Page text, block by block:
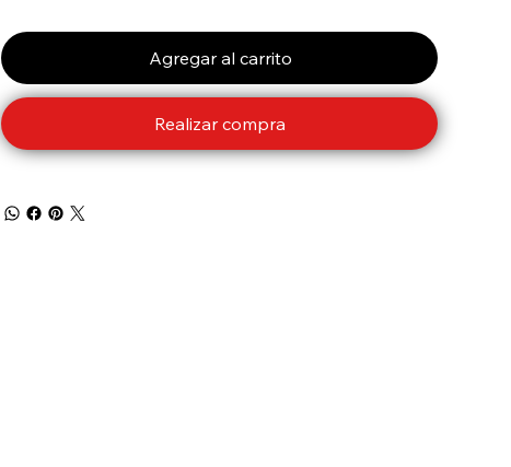
Agregar al carrito
Realizar compra